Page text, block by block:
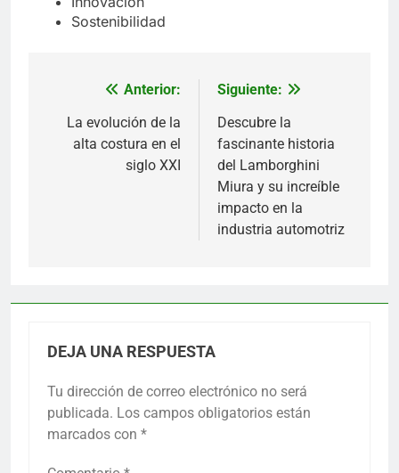
Sostenibilidad
Navegación
de
entradas
Anterior:
La evolución de la
alta costura en el
siglo XXI
Siguiente:
Descubre la
fascinante historia
del Lamborghini
Miura y su increíble
impacto en la
industria automotriz
DEJA UNA RESPUESTA
Tu dirección de correo electrónico no será
publicada. Los campos obligatorios están
marcados con *